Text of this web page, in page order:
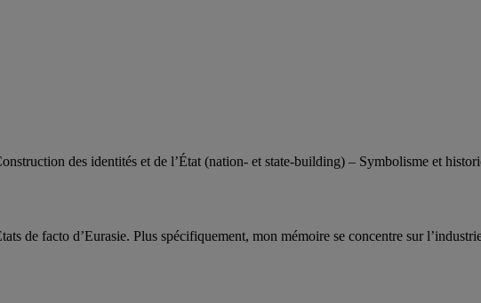
des identités et de l’État (nation- et state-building) – Symbolisme et
de facto d’Eurasie. Plus spécifiquement, mon mémoire se concentre sur